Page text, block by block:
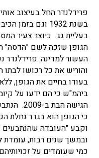
פרידלנדר החל בעיצוב
בשנת 1932 וגם
בעליית גג. כיוצר צעיר
והוריש את כל רכושו לבתו
בעודו בחיים את הגופן,
ביהמ"ש כי הם ידעו על
הגישה
כי הגופן הוא בגדר נחלת
ובמשך שנים רבות, עומדת
כמי שעומדים על